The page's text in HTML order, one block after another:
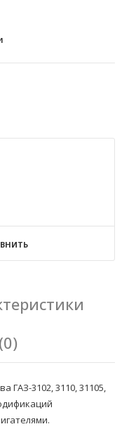
ГАЗ-3102, 3110, 31105,